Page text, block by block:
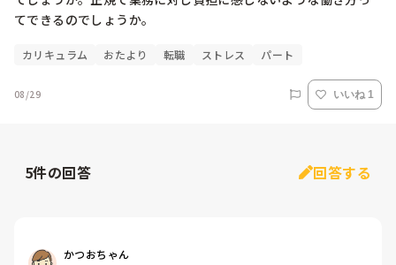
てできるのでしょうか。
カリキュラム おたより 転職 ストレス パート
08/29 いいね 1
5件の回答 回答する
かつおちゃん